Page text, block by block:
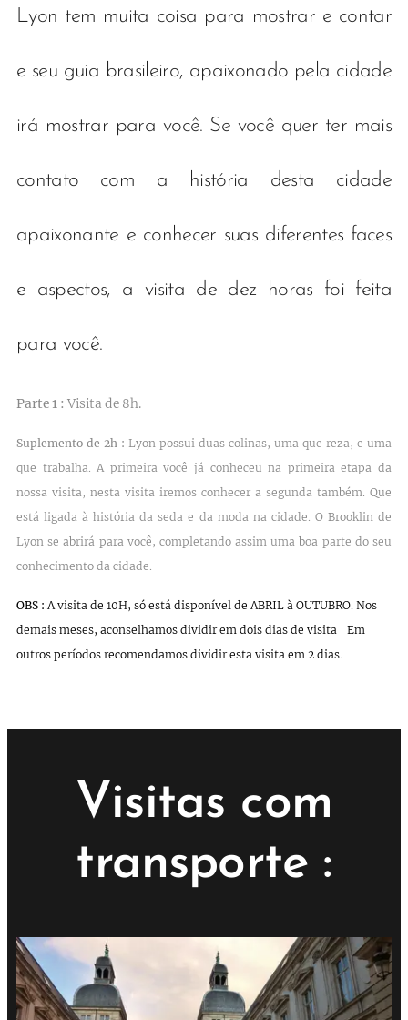
Lyon tem muita coisa para mostrar e contar
e seu guia brasileiro, apaixonado pela cidade
irá mostrar para você. Se você quer ter mais
contato com a história desta cidade
apaixonante e conhecer suas diferentes faces
e aspectos, a visita de dez horas foi feita
para você.
Parte 1 : Visita de 8h.
Suplemento de 2h : Lyon possui duas colinas, uma que reza, e uma
que trabalha. A primeira você já conheceu na primeira etapa da
nossa visita, nesta visita iremos conhecer a segunda também. Que
está ligada à história da seda e da moda na cidade. O Brooklin de
Lyon se abrirá para você, completando assim uma boa parte do seu
conhecimento da cidade.
OBS : A visita de 10H, só está disponível de ABRIL à OUTUBRO. Nos
demais meses, aconselhamos dividir em dois dias de visita | Em
outros períodos recomendamos dividir esta visita em 2 dias.
Visitas com
transporte :